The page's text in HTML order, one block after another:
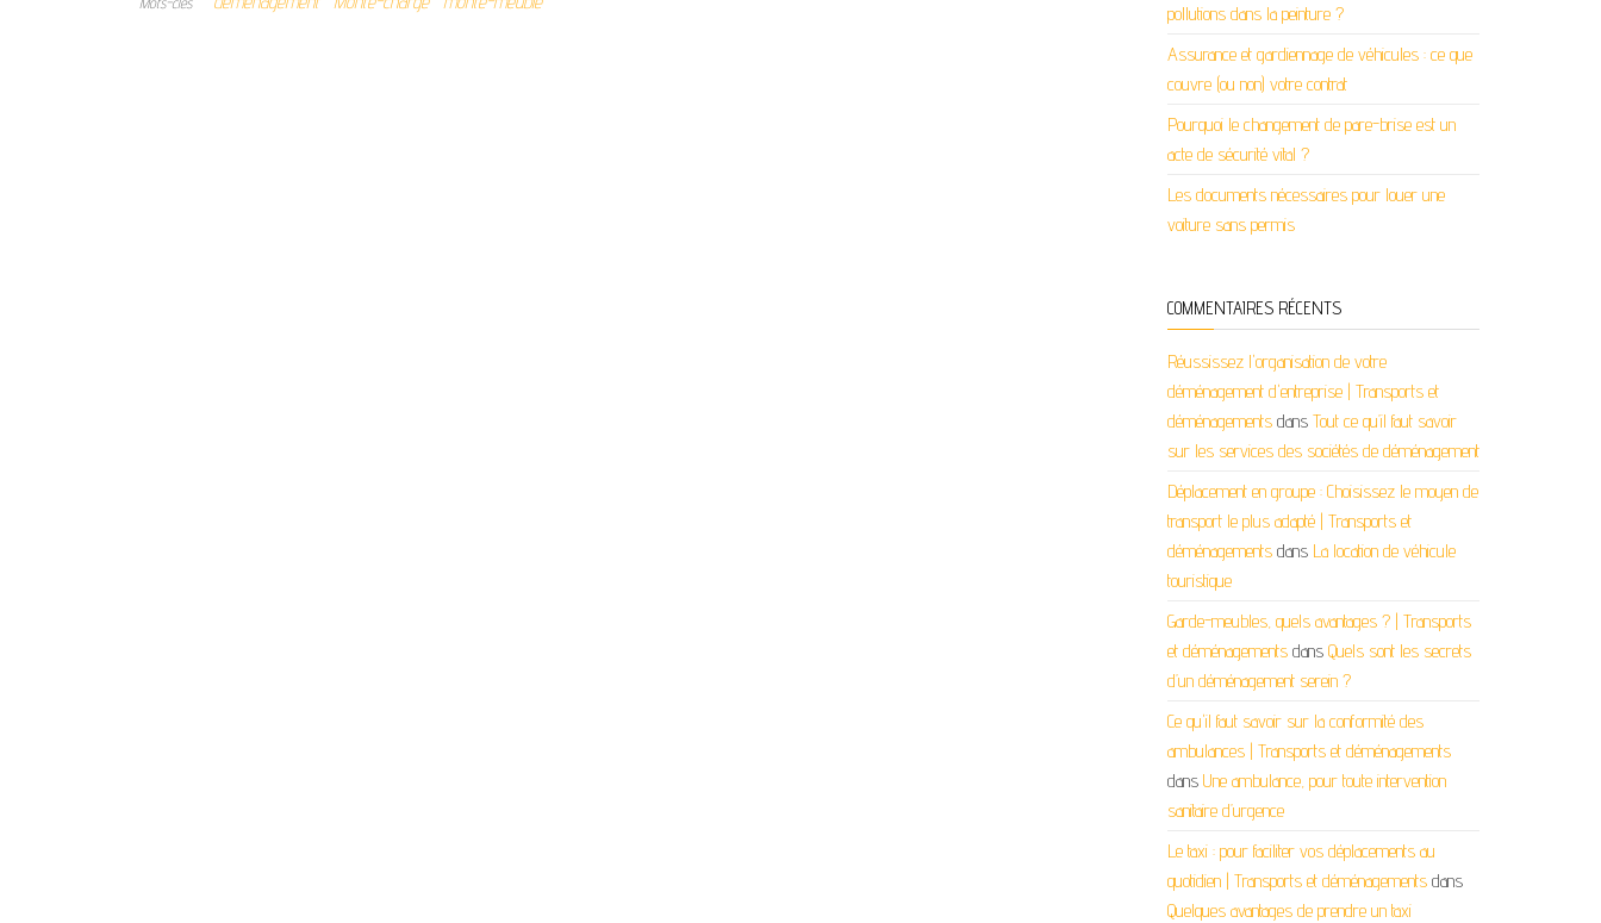
pollutions dans la peinture ?
Assurance et gardiennage de véhicules : ce que
couvre (ou non) votre contrat
Pourquoi le changement de pare-brise est un
acte de sécurité vital ?
Les documents nécessaires pour louer une
voiture sans permis
COMMENTAIRES RÉCENTS
Réussissez l'organisation de votre
déménagement d'entreprise | Transports et
déménagementsdans Tout ce qu’il faut savoir
sur les services des sociétés de déménagement
Déplacement en groupe : Choisissez le moyen de
transport le plus adapté | Transports et
déménagementsdans La location de véhicule
touristique
Garde-meubles, quels avantages ? | Transports
et déménagementsdans Quels sont les secrets
d’un déménagement serein ?
Ce qu'il faut savoir sur la conformité des
ambulances | Transports et déménagements
dans Une ambulance, pour toute intervention
sanitaire d’urgence
Le taxi : pour faciliter vos déplacements au
quotidien | Transports et déménagementsdans
Quelques avantages de prendre un taxi